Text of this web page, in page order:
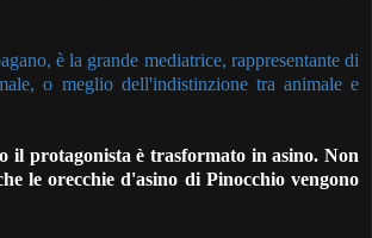
è la grande mediatrice, rappresentante di
o meglio dell'indistinzione tra animale e
il protagonista è trasformato in asino. Non
le orecchie d'asino di Pinocchio vengono